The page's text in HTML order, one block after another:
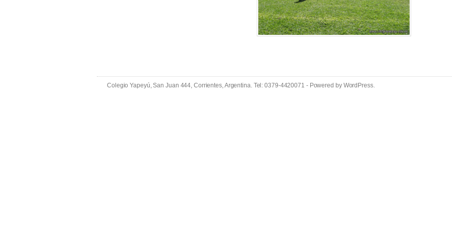
Colegio Yapeyú, San Juan 444, Corrientes, Argentina. Tel: 0379-4420071 - Powered by WordPress.